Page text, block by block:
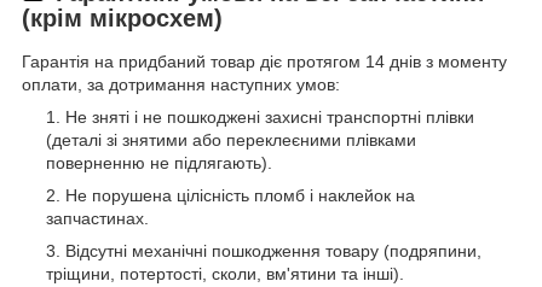
(крім мікросхем)
Гарантія на придбаний товар діє протягом 14 днів з моменту
оплати, за дотримання наступних умов:
Не зняті і не пошкоджені захисні транспортні плівки
(деталі зі знятими або переклеєними плівками
поверненню не підлягають).
Не порушена цілісність пломб і наклейок на
запчастинах.
Відсутні механічні пошкодження товару (подряпини,
тріщини, потертості, сколи, вм'ятини та інші).